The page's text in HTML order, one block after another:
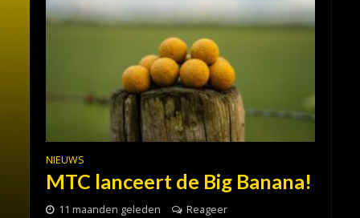
NIEUWS
MTC lanceert de Big Banana!
11 maanden geleden Reageer